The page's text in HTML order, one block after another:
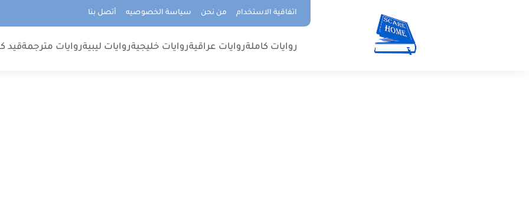
اتفاقية الاستخدام من نحن سياسة الخصوصيه أتصل بنا
روايات كاملةروايات عراقيةروايات خليجيةروايات ليبيةروايات مترجمةقيد